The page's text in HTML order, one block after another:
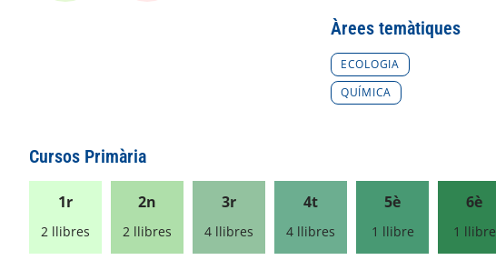
Àrees temàtiques
ECOLOGIA
QUÍMICA
Cursos Primària
1r
2 llibres
2n
2 llibres
3r
4 llibres
4t
4 llibres
5è
1 llibre
6è
1 llibre